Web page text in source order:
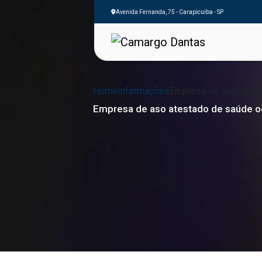
Avenida Fernanda, 75 - Carapicuíba - SP
HomeInformações Empresa de aso
Empresa de aso atestado de saúde